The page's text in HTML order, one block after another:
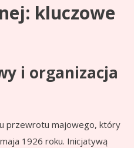
kluczowe
i organizacja
przewrotu majowego, który
1926 roku. Inicjatywą